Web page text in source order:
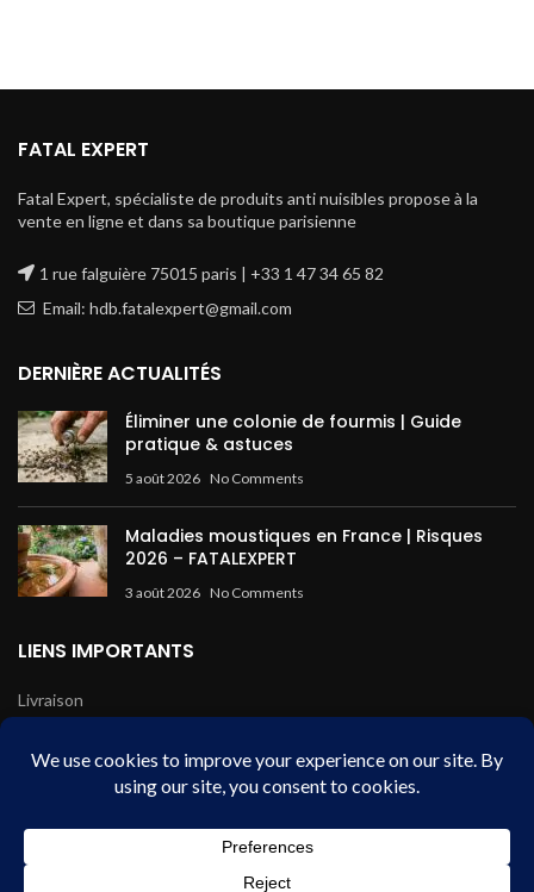
FATAL EXPERT
Fatal Expert, spécialiste de produits anti nuisibles propose à la
vente en ligne et dans sa boutique parisienne
1 rue falguière 75015 paris | +33 1 47 34 65 82
Email: hdb.fatalexpert@gmail.com
DERNIÈRE ACTUALITÉS
Éliminer une colonie de fourmis | Guide
pratique & astuces
5 août 2026 No Comments
Maladies moustiques en France | Risques
2026 – FATALEXPERT
3 août 2026 No Comments
LIENS IMPORTANTS
Livraison
Conditions de vente